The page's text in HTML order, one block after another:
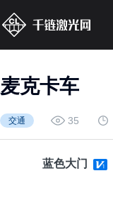
麦克卡车
交通 35
蓝色大门